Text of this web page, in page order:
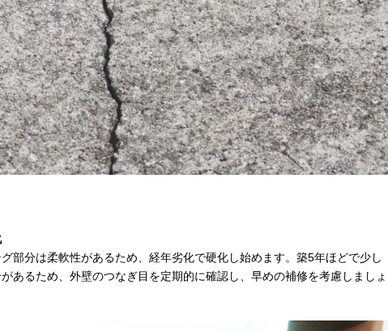
部分は柔軟性があるため、経年劣化で硬化し始めます。築5年ほどで少し
あるため、外壁のつなぎ目を定期的に確認し、早めの補修を考慮しましょ